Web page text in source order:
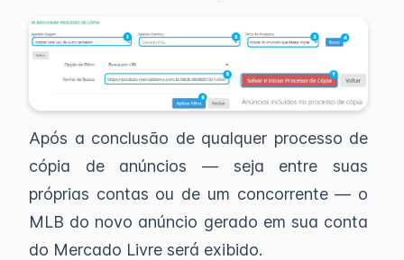
Após a conclusão de qualquer processo de
cópia de anúncios — seja entre suas
próprias contas ou de um concorrente — o
MLB do novo anúncio gerado em sua conta
do Mercado Livre será exibido.